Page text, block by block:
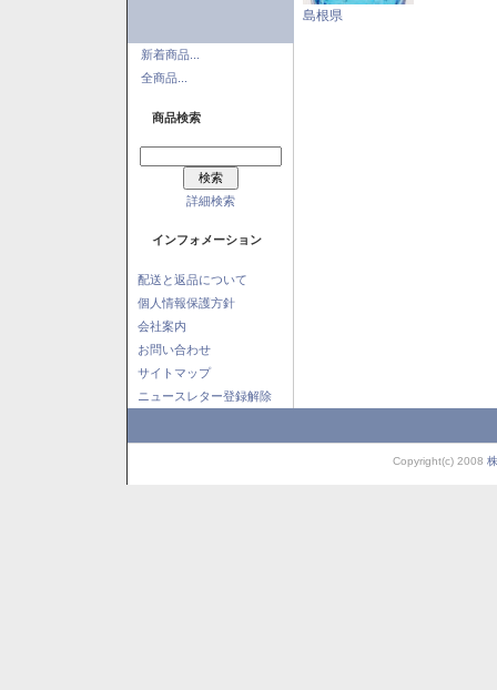
新着商品...
全商品...
商品検索
詳細検索
インフォメーション
配送と返品について
個人情報保護方針
会社案内
お問い合わせ
サイトマップ
ニュースレター登録解除
島根県
Copyright(c) 2008